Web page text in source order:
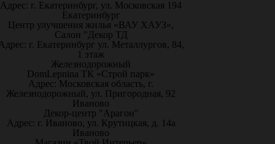
Адрес: г. Екатеринбург, ул. Московская 194
Екатеринбург
Центр улучшения жилья «ВАУ ХАУЗ»,
Салон "Декор ТД
г. Екатеринбург ул. Металлургов, 84,
1 этаж
Железнодорожный
DomLepnina ТК «Строй парк»
Адрес: Московская область, г.
Железнодорожный, ул. Пригородная, 92
Иваново
Декор-центр "Арагон"
Адрес: г. Иваново, ул. Крутицкая, д. 14а
Иваново